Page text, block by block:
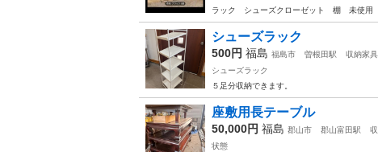
ラック シューズクローゼット 棚 未使用
シューズラック
500円 福島 福島市 曽根田駅
収納家具
シューズラック
５足分収納できます。
座敷用長テーブル
50,000円 福島 郡山市 郡山富田駅
状態